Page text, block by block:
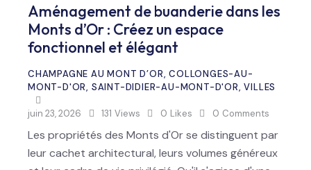
Aménagement de buanderie dans les
Monts d’Or : Créez un espace
fonctionnel et élégant
CHAMPAGNE AU MONT D’OR,COLLONGES-AU-
MONT-D'OR, SAINT-DIDIER-AU-MONT-D'OR,VILLES
juin 23, 2026 131 Views 0 Likes 0 Comments
Les propriétés des Monts d'Or se distinguent par
leur cachet architectural, leurs volumes généreux